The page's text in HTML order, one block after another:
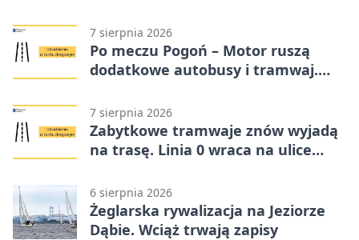
7 sierpnia 2026
Po meczu Pogoń – Motor ruszą
dodatkowe autobusy i tramwaj.
7 sierpnia 2026
Zabytkowe tramwaje znów wyjadą
na trasę. Linia 0 wraca na ulice
6 sierpnia 2026
Żeglarska rywalizacja na Jeziorze
Dąbie. Wciąż trwają zapisy